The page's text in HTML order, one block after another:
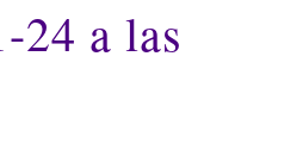
24 a las